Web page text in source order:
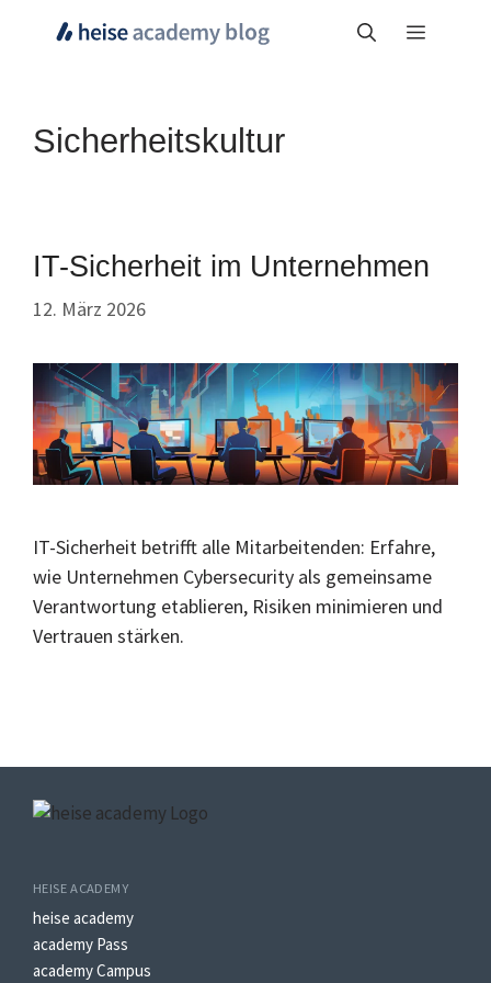
Menü
Sicherheitskultur
IT-Sicherheit im Unternehmen
12. März 2026
IT-Sicherheit betrifft alle Mitarbeitenden: Erfahre,
wie Unternehmen Cybersecurity als gemeinsame
Verantwortung etablieren, Risiken minimieren und
Vertrauen stärken.
HEISE ACADEMY
heise academy
academy Pass
academy Campus